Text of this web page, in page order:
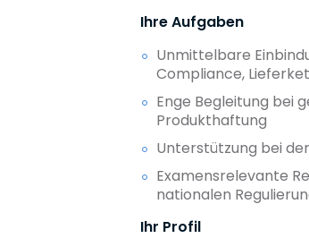
Ihre Aufgaben
Unmittelbare
Compliance,
Enge Begleitung bei
Produkthaftung
Unterstützung bei
Examensrelevante
nationalen
Ihr Profil